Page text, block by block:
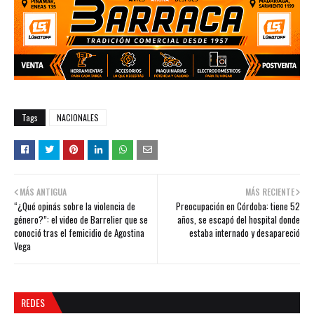
Tags NACIONALES
MÁS RECIENTE
Preocupación en Córdoba: tiene 52
años, se escapó del hospital donde
estaba internado y desapareció
MÁS ANTIGUA
“¿Qué opinás sobre la violencia de
género?”: el video de Barrelier que se
conoció tras el femicidio de Agostina
Vega
REDES